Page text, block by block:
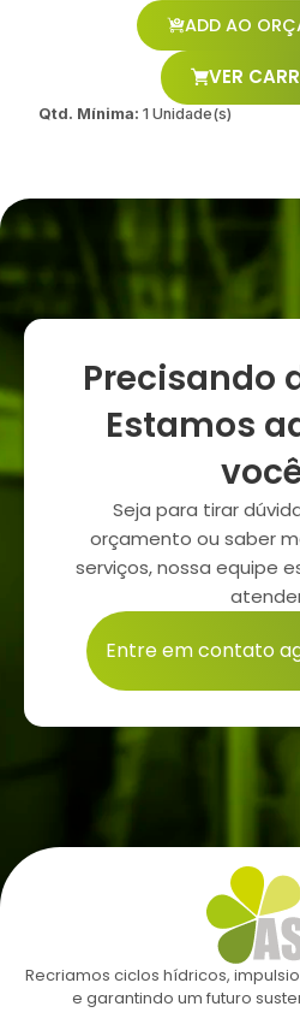
ADD AO
VER
Qtd. Mínima: 1 Unidade(s)
Precisando
Estamos
Seja para tirar
orçamento ou saber
serviços, nossa equipe
Entre em contato
Recriamos ciclos hídricos,
e garantindo um futuro